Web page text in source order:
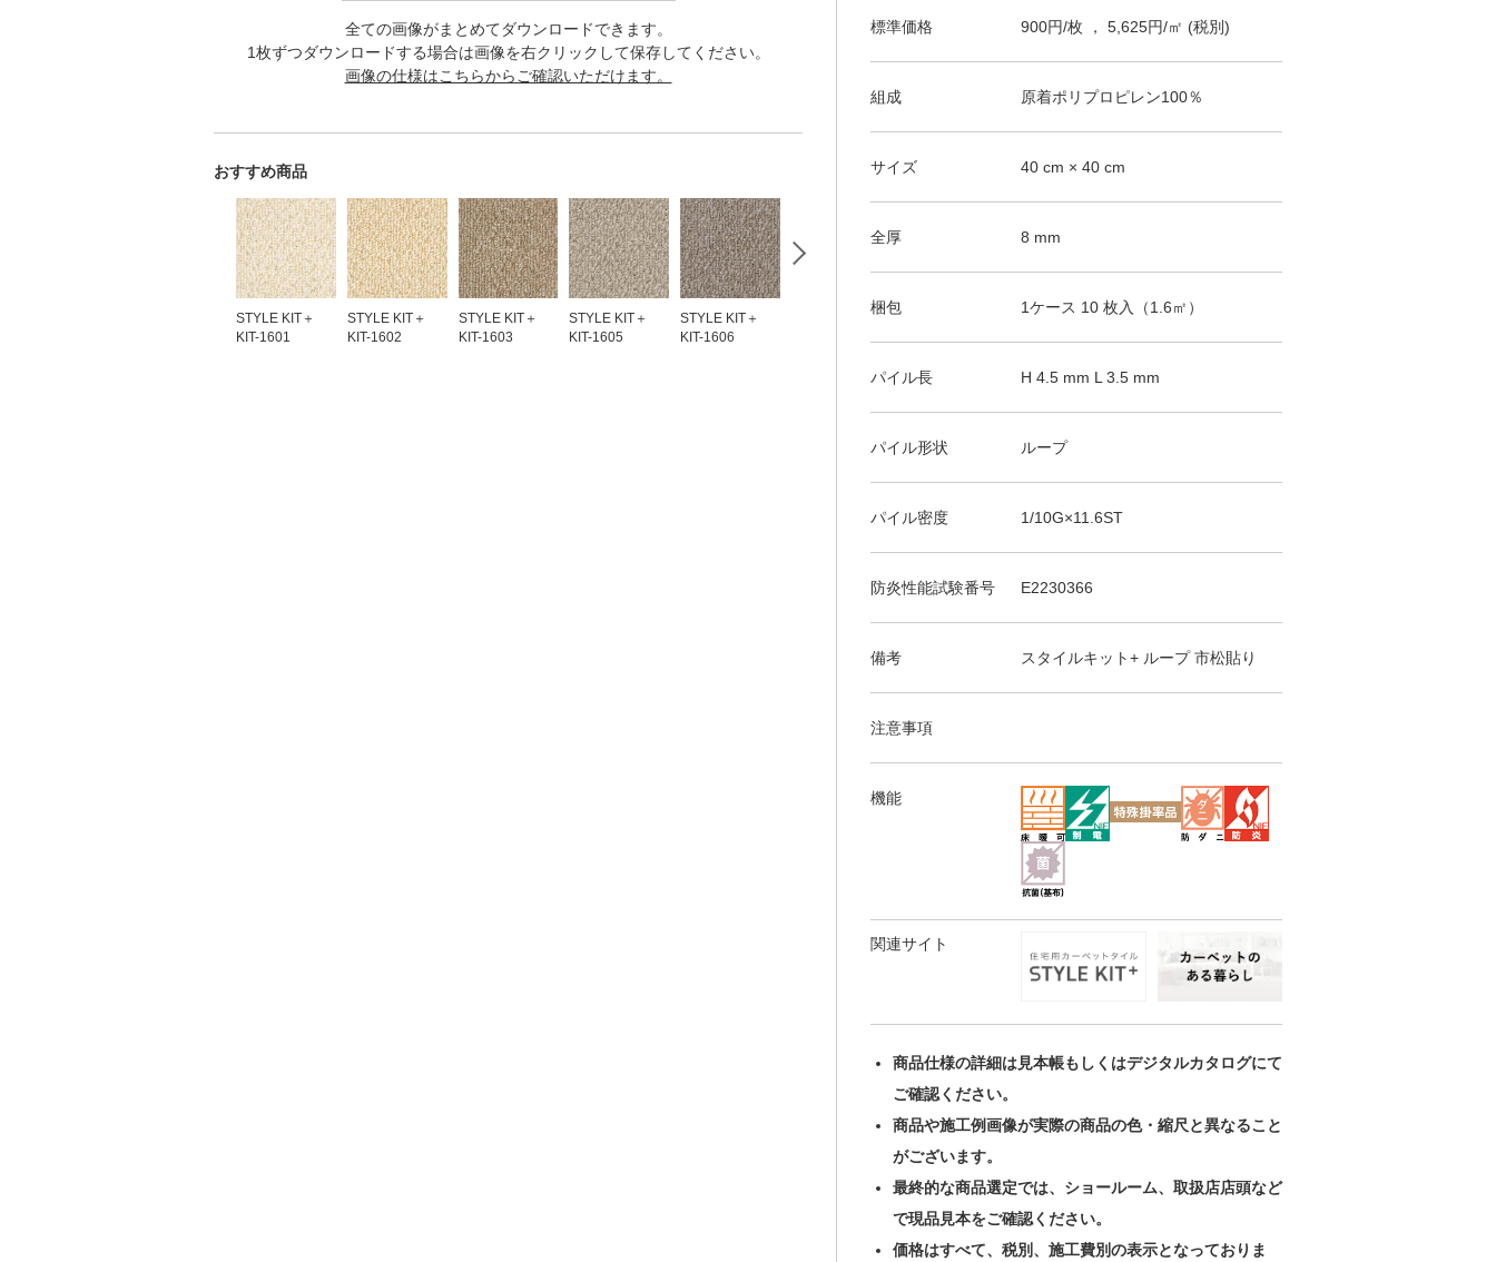
全ての画像がまとめてダウンロードできます。
1枚ずつダウンロードする場合は画像を右クリックして保存してください。
画像の仕様はこちらからご確認いただけます。
おすすめ商品
STYLE KIT＋
KIT-1601
STYLE KIT＋
KIT-1602
STYLE KIT＋
KIT-1603
STYLE KIT＋
KIT-1605
STYLE KIT＋
KIT-1606
STYLE KIT＋
STYLE KIT＋
標準価格 900円/枚 ， 5,625円/㎡ (税別)
組成 原着ポリプロピレン100％
サイズ 40 cm × 40 cm
全厚 8 mm
梱包 1ケース 10 枚入（1.6㎡）
パイル長 H 4.5 mm L 3.5 mm
パイル形状 ループ
パイル密度 1/10G×11.6ST
防炎性能試験番号 E2230366
備考 スタイルキット+ ループ 市松貼り
注意事項
機能
関連サイト
商品仕様の詳細は見本帳もしくはデジタルカタログにて
ご確認ください。
商品や施工例画像が実際の商品の色・縮尺と異なること
がございます。
最終的な商品選定では、ショールーム、取扱店店頭など
で現品見本をご確認ください。
価格はすべて、税別、施工費別の表示となっておりま